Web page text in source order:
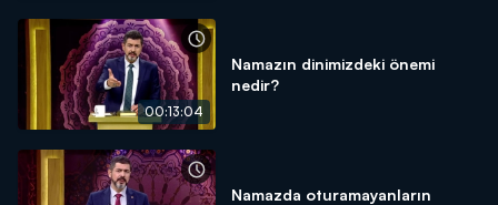
00:13:04
Namazın dinimizdeki önemi
nedir?
Namazda oturamayanların